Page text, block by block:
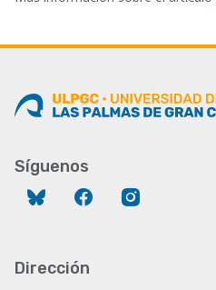
Síguenos
Bluesky Facebook
Dirección